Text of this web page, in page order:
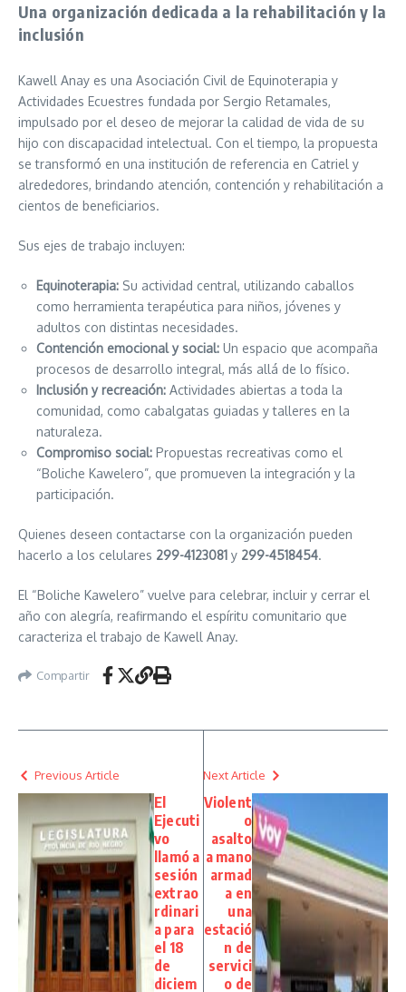
Una organización dedicada a la rehabilitación y la
inclusión
Kawell Anay es una Asociación Civil de Equinoterapia y
Actividades Ecuestres fundada por Sergio Retamales,
impulsado por el deseo de mejorar la calidad de vida de su
hijo con discapacidad intelectual. Con el tiempo, la propuesta
se transformó en una institución de referencia en Catriel y
alrededores, brindando atención, contención y rehabilitación a
cientos de beneficiarios.
Sus ejes de trabajo incluyen:
Equinoterapia: Su actividad central, utilizando caballos
como herramienta terapéutica para niños, jóvenes y
adultos con distintas necesidades.
Contención emocional y social: Un espacio que acompaña
procesos de desarrollo integral, más allá de lo físico.
Inclusión y recreación: Actividades abiertas a toda la
comunidad, como cabalgatas guiadas y talleres en la
naturaleza.
Compromiso social: Propuestas recreativas como el
“Boliche Kawelero”, que promueven la integración y la
participación.
Quienes deseen contactarse con la organización pueden
hacerlo a los celulares 299-4123081 y 299-4518454.
El “Boliche Kawelero” vuelve para celebrar, incluir y cerrar el
año con alegría, reafirmando el espíritu comunitario que
caracteriza el trabajo de Kawell Anay.
Compartir
Previous Article
El
Ejecuti
vo
llamó a
sesión
extrao
rdinari
a para
el 18
de
diciem
Next Article
Violent
o
asalto
a mano
armad
a en
una
estació
n de
servici
o de